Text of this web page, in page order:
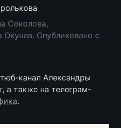
Соколова,
Опубликовано с
, а также на телеграм-
.